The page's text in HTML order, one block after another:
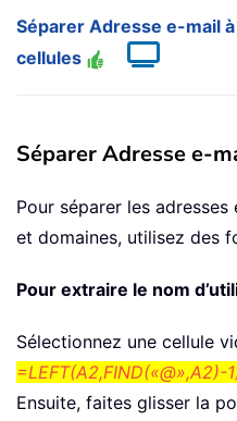
Séparer Adresse e-mail à
cellules
Séparer Adresse e-
Pour séparer les adresses
et domaines, utilisez des
Pour extraire le nom
Sélectionnez une cellule
=LEFT(A2,FIND(«@»,A2)-
Ensuite, faites glisser la